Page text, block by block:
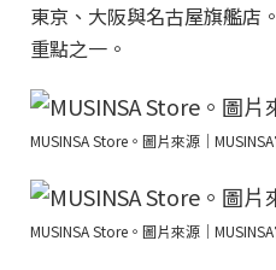
東京、大阪與名古屋旗艦店
重點之一。
MUSINSA Store。圖片來源｜
MUSINSA Store。圖片來源｜